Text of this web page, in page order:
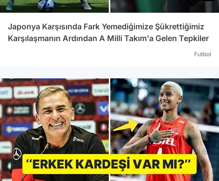
Japonya Karşısında Fark Yemediğimize Şükrettiğimiz
Karşılaşmanın Ardından A Milli Takım'a Gelen Tepkiler
Futbol